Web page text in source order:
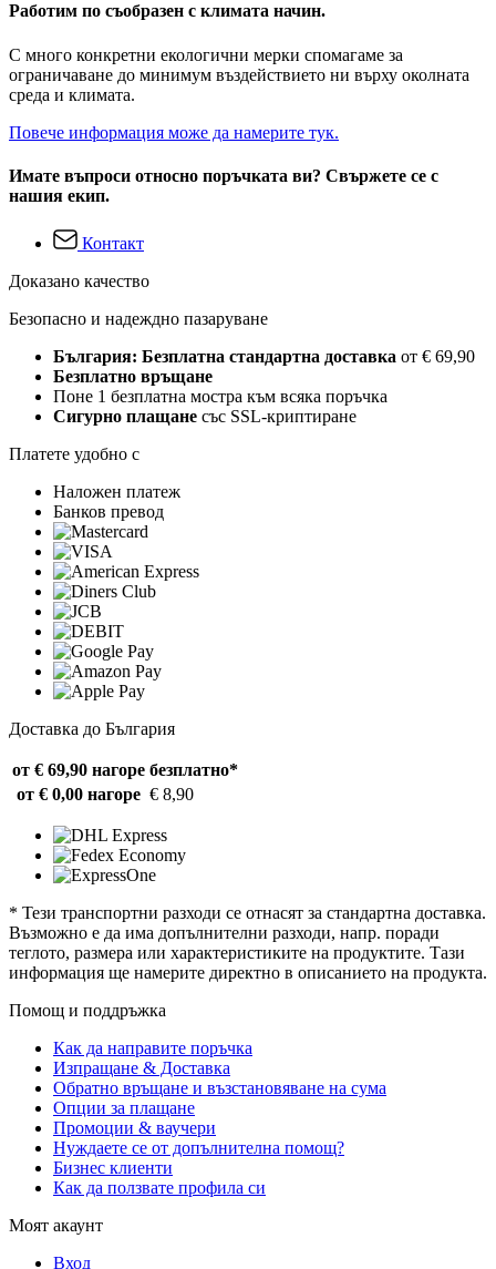
Работим по съобразен с климата начин.
С много конкретни екологични мерки спомагаме за
ограничаване до минимум въздействието ни върху околната
среда и климата.
Повече информация може да намерите тук.
Имате въпроси относно поръчката ви? Свържете се с
нашия екип.
Контакт
Доказано качество
Безопасно и надеждно пазаруване
България: Безплатна стандартна доставка от € 69,90
Безплатно връщане
Поне 1 безплатна мостра към всяка поръчка
Сигурно плащане със SSL-криптиране
Платете удобно с
Наложен платеж
Банков превод
Доставка до България
от € 69,90 нагоре безплатно*
от € 0,00 нагоре € 8,90
* Тези транспортни разходи се отнасят за стандартна доставка.
Възможно е да има допълнителни разходи, напр. поради
теглото, размера или характеристиките на продуктите. Тази
информация ще намерите директно в описанието на продукта.
Помощ и поддръжка
Как да направите поръчка
Изпращане & Доставка
Обратно връщане и възстановяване на сума
Опции за плащане
Промоции & ваучери
Нуждаете се от допълнителна помощ?
Бизнес клиенти
Как да ползвате профила си
Моят акаунт
Вход